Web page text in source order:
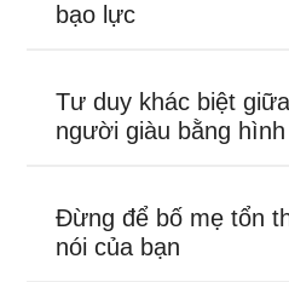
bạo lực
Tư duy khác biệt
người giàu bằng
Đừng để bố mẹ tổn
nói của bạn